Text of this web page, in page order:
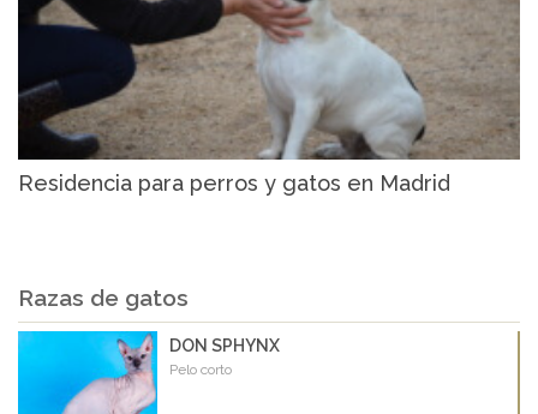
Residencia para perros y gatos en Madrid
Razas de gatos
DON SPHYNX
Pelo corto